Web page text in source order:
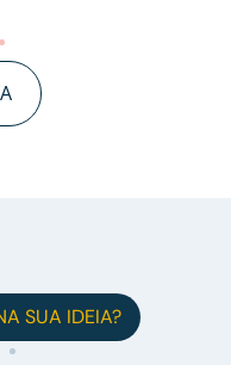
SUA IDEIA?